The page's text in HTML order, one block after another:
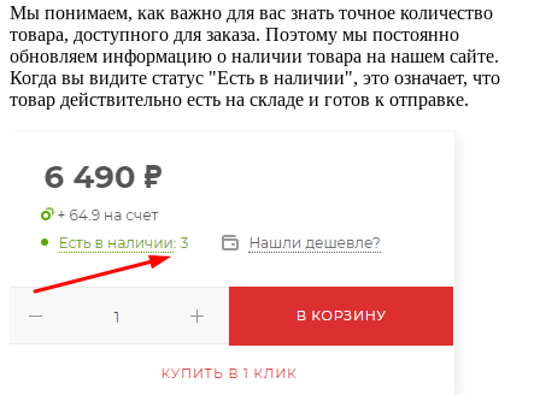
Мы понимаем, как важно для вас знать точное количество
товара, доступного для заказа. Поэтому мы постоянно
обновляем информацию о наличии товара на нашем сайте.
Когда вы видите статус "Есть в наличии", это означает, что
товар действительно есть на складе и готов к отправке.